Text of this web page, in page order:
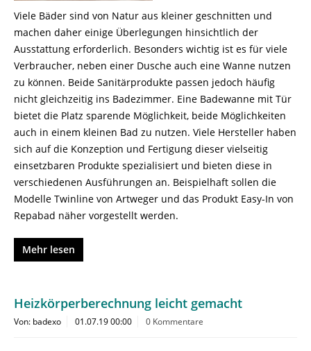
Viele Bäder sind von Natur aus kleiner geschnitten und
machen daher einige Überlegungen hinsichtlich der
Ausstattung erforderlich. Besonders wichtig ist es für viele
Verbraucher, neben einer Dusche auch eine Wanne nutzen
zu können. Beide Sanitärprodukte passen jedoch häufig
nicht gleichzeitig ins Badezimmer. Eine Badewanne mit Tür
bietet die Platz sparende Möglichkeit, beide Möglichkeiten
auch in einem kleinen Bad zu nutzen. Viele Hersteller haben
sich auf die Konzeption und Fertigung dieser vielseitig
einsetzbaren Produkte spezialisiert und bieten diese in
verschiedenen Ausführungen an. Beispielhaft sollen die
Modelle Twinline von Artweger und das Produkt Easy-In von
Repabad näher vorgestellt werden.
Mehr lesen
Heizkörperberechnung leicht gemacht
Von: badexo 01.07.19 00:00 0 Kommentare